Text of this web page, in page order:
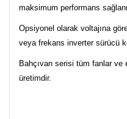
maksimum performans
Opsiyonel olarak voltajına
veya frekans inverter sürücü
Bahçıvan serisi tüm fanlar ve
üretimdir.